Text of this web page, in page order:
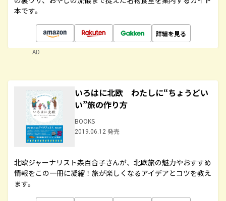
本です。
詳細を見る
AD
いろはに北欧 わたしに“ちょうどい
い”旅の作り方
BOOKS
2019.06.12 発売
北欧ジャーナリスト森百合子さんが、北欧旅の魅力やおすすめ
情報をこの一冊に凝縮！旅が楽しくなるアイデアとコツを教え
ます。